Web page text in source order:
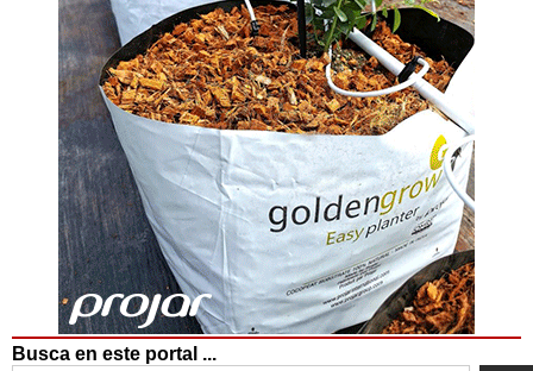
Busca en este portal ...